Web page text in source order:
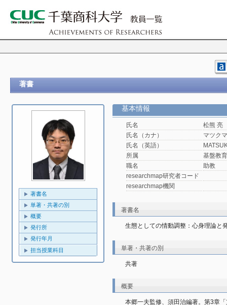
著書
著書名
単著・共著の別
概要
発行所
発行年月
担当授業科目
基本情報
氏名
松熊 亮
氏名（カナ）
マツク
氏名（英語）
所属
基盤教
職名
助教
researchmap研究者コード
researchmap機関
著書名
生態としての情動調整：心身理論と
単著・共著の別
共著
概要
本郷一夫監修、須田治編著。第3章